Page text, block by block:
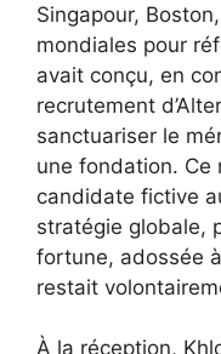
Singapour,
mondiales pour
avait conçu, en
recrutement
sanctuariser le
une fondation. Ce
candidate fictive
stratégie globale,
fortune, adossée
restait
À la réception,